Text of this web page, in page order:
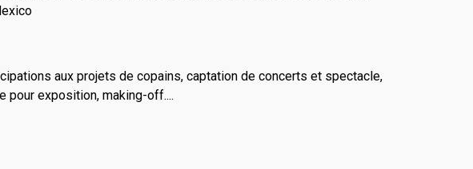
aux projets de copains, captation de concerts et spectacle,
pour exposition, making-off....